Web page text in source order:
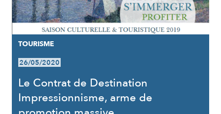
TOURISME
26/05/2020
Le Contrat de Destination
Impressionnisme, arme de